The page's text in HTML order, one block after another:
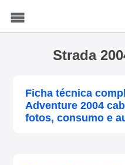
Strada
Ficha técnica
Adventure 2004
fotos, consumo e